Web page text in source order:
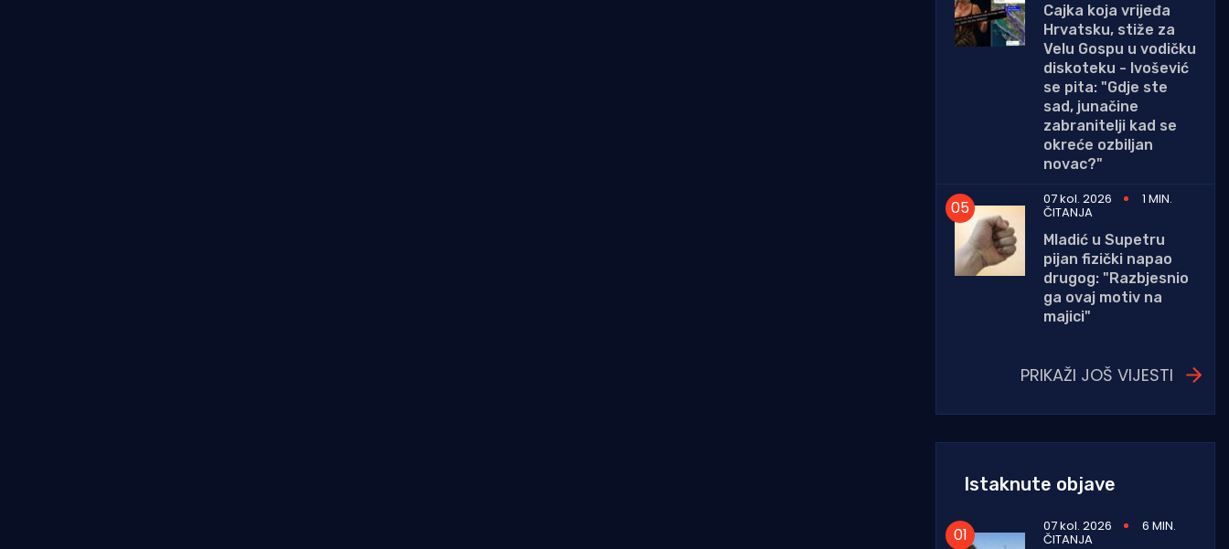
Cajka koja vrijeđa
Hrvatsku, stiže za
Velu Gospu u vodičku
diskoteku - Ivošević
se pita: "Gdje ste
sad, junačine
zabranitelji kad se
okreće ozbiljan
novac?"
07 kol. 2026
1 MIN.
ČITANJA
Mladić u Supetru
pijan fizički napao
drugog: "Razbjesnio
ga ovaj motiv na
majici"
PRIKAŽI JOŠ VIJESTI
Istaknute objave
07 kol. 2026 6 MIN.
ČITANJA